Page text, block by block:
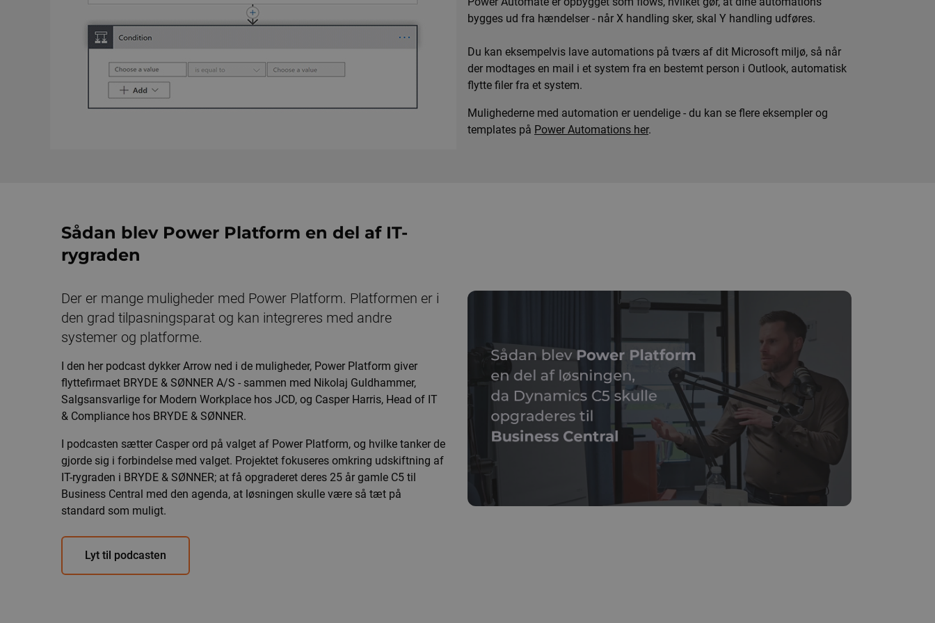
bygges ud fra hændelser - når X handling sker, skal Y handling udføres.
Du kan eksempelvis lave automations på tværs af dit Microsoft miljø, så når
der modtages en mail i et system fra en bestemt person i Outlook, automatisk
flytte filer fra et system.
Mulighederne med automation er uendelige - du kan se flere eksempler og
templates på Power Automations her.
Sådan blev Power Platform en del af IT-
rygraden
Der er mange muligheder med Power Platform. Platformen er i
den grad tilpasningsparat og kan integreres med andre
systemer og platforme.
I den her podcast dykker Arrow ned i de muligheder, Power Platform giver
flyttefirmaet BRYDE & SØNNER A/S - sammen med Nikolaj Guldhammer,
Salgsansvarlige for Modern Workplace hos JCD, og Casper Harris, Head of IT
& Compliance hos BRYDE & SØNNER.
I podcasten sætter Casper ord på valget af Power Platform, og hvilke tanker de
gjorde sig i forbindelse med valget. Projektet fokuseres omkring udskiftning af
IT-rygraden i BRYDE & SØNNER; at få opgraderet deres 25 år gamle C5 til
Business Central med den agenda, at løsningen skulle være så tæt på
standard som muligt.
Lyt til podcasten